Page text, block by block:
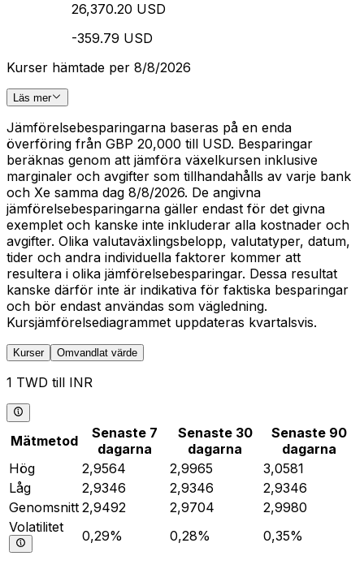
26,370.20 USD
-359.79 USD
Kurser hämtade per 8/8/2026
Läs mer
Jämförelsebesparingarna baseras på en enda
överföring från GBP 20,000 till USD. Besparingar
beräknas genom att jämföra växelkursen inklusive
marginaler och avgifter som tillhandahålls av varje bank
och Xe samma dag 8/8/2026. De angivna
jämförelsebesparingarna gäller endast för det givna
exemplet och kanske inte inkluderar alla kostnader och
avgifter. Olika valutaväxlingsbelopp, valutatyper, datum,
tider och andra individuella faktorer kommer att
resultera i olika jämförelsebesparingar. Dessa resultat
kanske därför inte är indikativa för faktiska besparingar
och bör endast användas som vägledning.
Kursjämförelsediagrammet uppdateras kvartalsvis.
Kurser Omvandlat värde
1 TWD till INR
Mätmetod
Senaste 7
dagarna
Senaste 30
dagarna
Senaste 90
dagarna
Hög
2,9564 2,9965
3,0581
Låg
2,9346 2,9346
2,9346
Genomsnitt 2,9492 2,9704
2,9980
Volatilitet
0,29% 0,28% 0,35%